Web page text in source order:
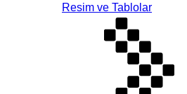
Resim ve Tablolar